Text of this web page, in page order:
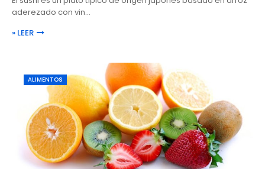
aderezado con vin…
» LEER
ALIMENTOS